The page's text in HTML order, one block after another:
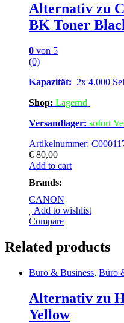
Alternativ zu
BK Toner
0 von 5
(0)
Kapazität: 2x 4.000
Shop: Lagernd
Versandlager: sofort
Artikelnummer:
€ 80,00
Add to cart
Brands:
CANON
Add to wishlist
Compare
Related products
Büro & Business, Büro
Alternativ zu
Yellow